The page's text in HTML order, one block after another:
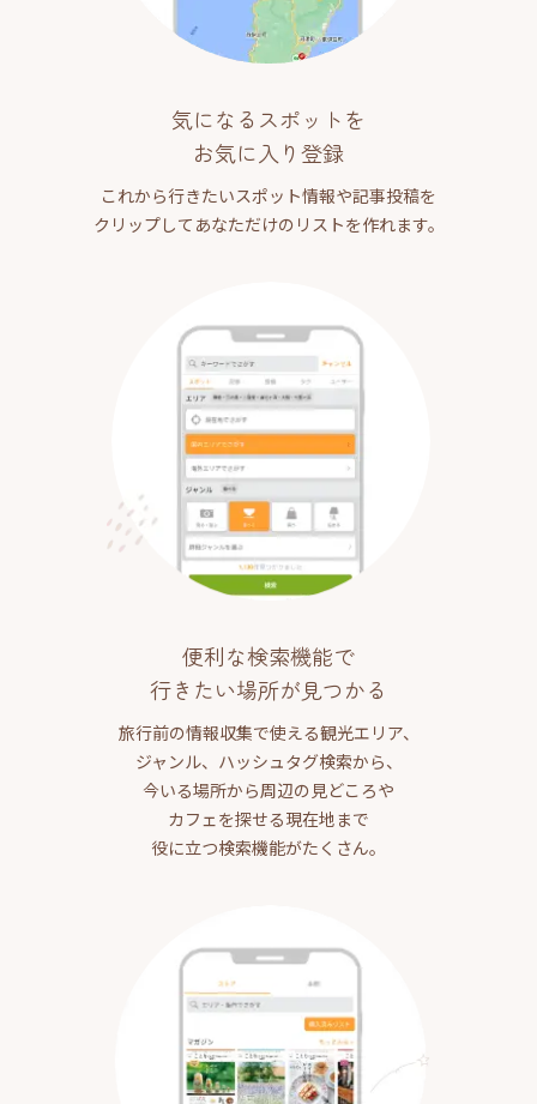
気になるスポットを
お気に入り登録
これから行きたいスポット情報や記事投稿を
クリップしてあなただけのリストを作れます。
便利な検索機能で
行きたい場所が見つかる
旅行前の情報収集で使える観光エリア、
ジャンル、ハッシュタグ検索から、
今いる場所から周辺の見どころや
カフェを探せる現在地まで
役に立つ検索機能がたくさん。